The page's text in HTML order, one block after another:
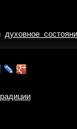
духовное